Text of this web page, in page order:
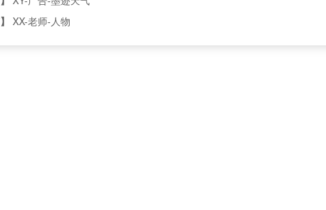
XX-老师-人物